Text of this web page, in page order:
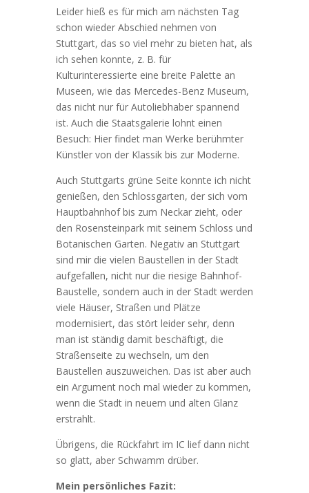
Leider hieß es für mich am nächsten Tag
schon wieder Abschied nehmen von
Stuttgart, das so viel mehr zu bieten hat, als
ich sehen konnte, z. B. für
Kulturinteressierte eine breite Palette an
Museen, wie das Mercedes-Benz Museum,
das nicht nur für Autoliebhaber spannend
ist. Auch die Staatsgalerie lohnt einen
Besuch: Hier findet man Werke berühmter
Künstler von der Klassik bis zur Moderne.
Auch Stuttgarts grüne Seite konnte ich nicht
genießen, den Schlossgarten, der sich vom
Hauptbahnhof bis zum Neckar zieht, oder
den Rosensteinpark mit seinem Schloss und
Botanischen Garten. Negativ an Stuttgart
sind mir die vielen Baustellen in der Stadt
aufgefallen, nicht nur die riesige Bahnhof-
Baustelle, sondern auch in der Stadt werden
viele Häuser, Straßen und Plätze
modernisiert, das stört leider sehr, denn
man ist ständig damit beschäftigt, die
Straßenseite zu wechseln, um den
Baustellen auszuweichen. Das ist aber auch
ein Argument noch mal wieder zu kommen,
wenn die Stadt in neuem und alten Glanz
erstrahlt.
Übrigens, die Rückfahrt im IC lief dann nicht
so glatt, aber Schwamm drüber.
Mein persönliches Fazit: